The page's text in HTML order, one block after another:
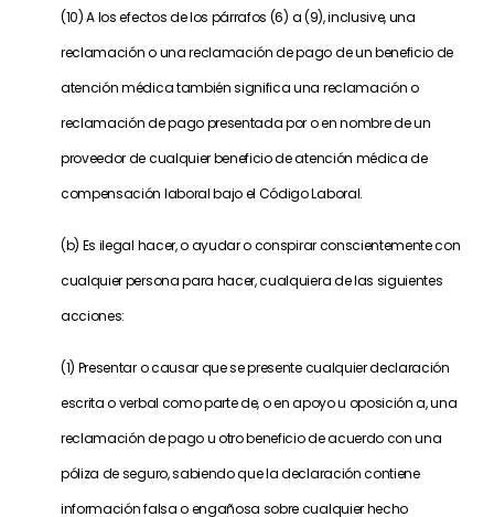
(10) A los efectos de los párrafos (6) a (9), inclusive, una
reclamación o una reclamación de pago de un beneficio de
atención médica también significa una reclamación o
reclamación de pago presentada por o en nombre de un
proveedor de cualquier beneficio de atención médica de
compensación laboral bajo el Código Laboral.
(b) Es ilegal hacer, o ayudar o conspirar conscientemente con
cualquier persona para hacer, cualquiera de las siguientes
acciones:
(1) Presentar o causar que se presente cualquier declaración
escrita o verbal como parte de, o en apoyo u oposición a, una
reclamación de pago u otro beneficio de acuerdo con una
póliza de seguro, sabiendo que la declaración contiene
información falsa o engañosa sobre cualquier hecho